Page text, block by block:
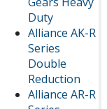
Duty
Alliance AK-R
Series
Double
Reduction
Alliance AR-R